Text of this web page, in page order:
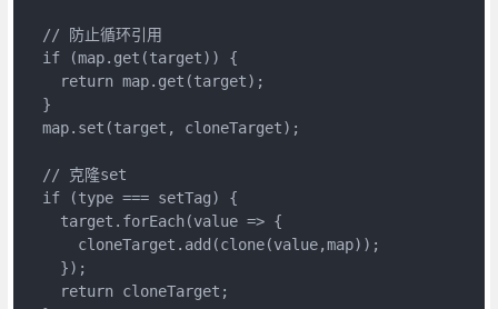
  // 防止循环引用
  if (map.get(target)) {
    return map.get(target);
  }
  map.set(target, cloneTarget);
  // 克隆set
  if (type === setTag) {
    target.forEach(value => {
      cloneTarget.add(clone(value,map));
    });
    return cloneTarget;